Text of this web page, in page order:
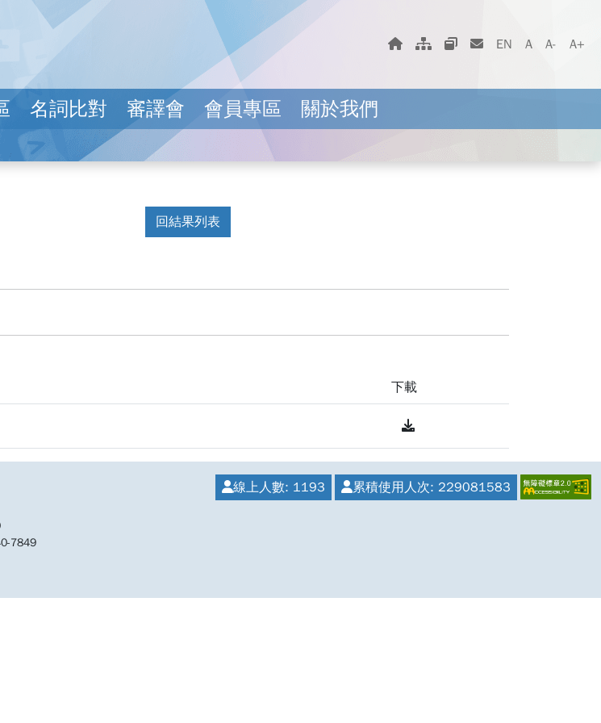
回首頁網站地圖相關網站聯絡我們
EN 字體大小選擇
A A- A+
名詞比對 審譯會 會員專區 關於我們
回結果列表
下載
Download
線上人數: 1193 累積使用人次: 229081583
7849